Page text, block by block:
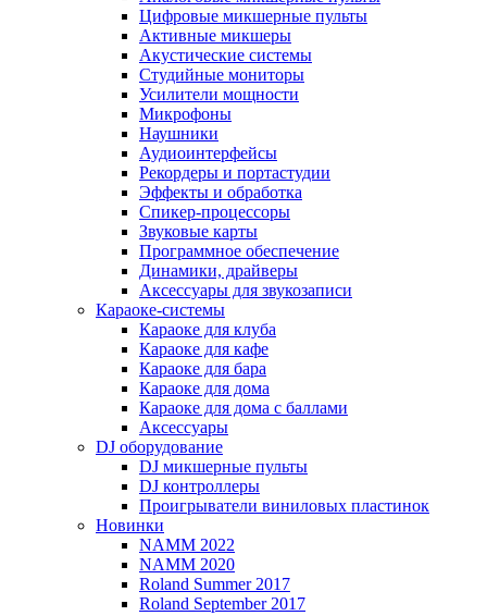
Цифровые микшерные пульты
Активные микшеры
Акустические системы
Студийные мониторы
Усилители мощности
Микрофоны
Наушники
Аудиоинтерфейсы
Рекордеры и портастудии
Эффекты и обработка
Спикер-процессоры
Звуковые карты
Программное обеспечение
Динамики, драйверы
Аксессуары для звукозаписи
Караоке-системы
Караоке для клуба
Караоке для кафе
Караоке для бара
Караоке для дома
Караоке для дома с баллами
Аксессуары
DJ оборудование
DJ микшерные пульты
DJ контроллеры
Проигрыватели виниловых пластинок
Новинки
NAMM 2022
NAMM 2020
Roland Summer 2017
Roland September 2017